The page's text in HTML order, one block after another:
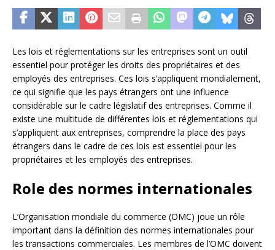
Les lois et réglementations sur les entreprises sont un outil
essentiel pour protéger les droits des propriétaires et des
employés des entreprises. Ces lois s’appliquent mondialement,
ce qui signifie que les pays étrangers ont une influence
considérable sur le cadre législatif des entreprises. Comme il
existe une multitude de différentes lois et réglementations qui
s’appliquent aux entreprises, comprendre la place des pays
étrangers dans le cadre de ces lois est essentiel pour les
propriétaires et les employés des entreprises.
Role des normes internationales
L’Organisation mondiale du commerce (OMC) joue un rôle
important dans la définition des normes internationales pour
les transactions commerciales. Les membres de l’OMC doivent